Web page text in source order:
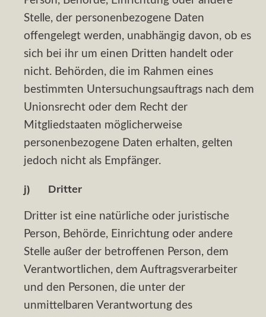
Stelle, der personenbezogene Daten
offengelegt werden, unabhängig davon, ob es
sich bei ihr um einen Dritten handelt oder
nicht. Behörden, die im Rahmen eines
bestimmten Untersuchungsauftrags nach dem
Unionsrecht oder dem Recht der
Mitgliedstaaten möglicherweise
personenbezogene Daten erhalten, gelten
jedoch nicht als Empfänger.
j) Dritter
Dritter ist eine natürliche oder juristische
Person, Behörde, Einrichtung oder andere
Stelle außer der betroffenen Person, dem
Verantwortlichen, dem Auftragsverarbeiter
und den Personen, die unter der
unmittelbaren Verantwortung des